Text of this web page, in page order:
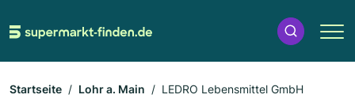
Startseite Lohr a. Main LEDRO Lebensmittel GmbH